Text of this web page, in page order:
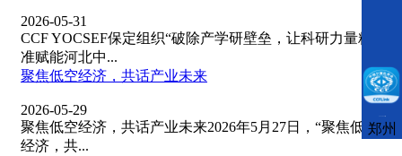
2026-05-31
CCF YOCSEF保定组织“破除产学研壁垒，让科研力量精
准赋能河北中...
​聚焦低空经济，共话产业未来
2026-05-29
聚焦低空经济，共话产业未来2026年5月27日，“聚焦低空
经济，共...
郑州